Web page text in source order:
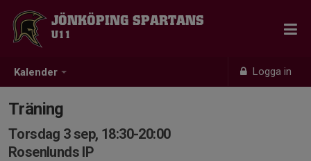
Kalender Logga in
JÖNKÖPING SPARTANS
U11
Träning
Torsdag 3 sep, 18:30-20:00
Rosenlunds IP